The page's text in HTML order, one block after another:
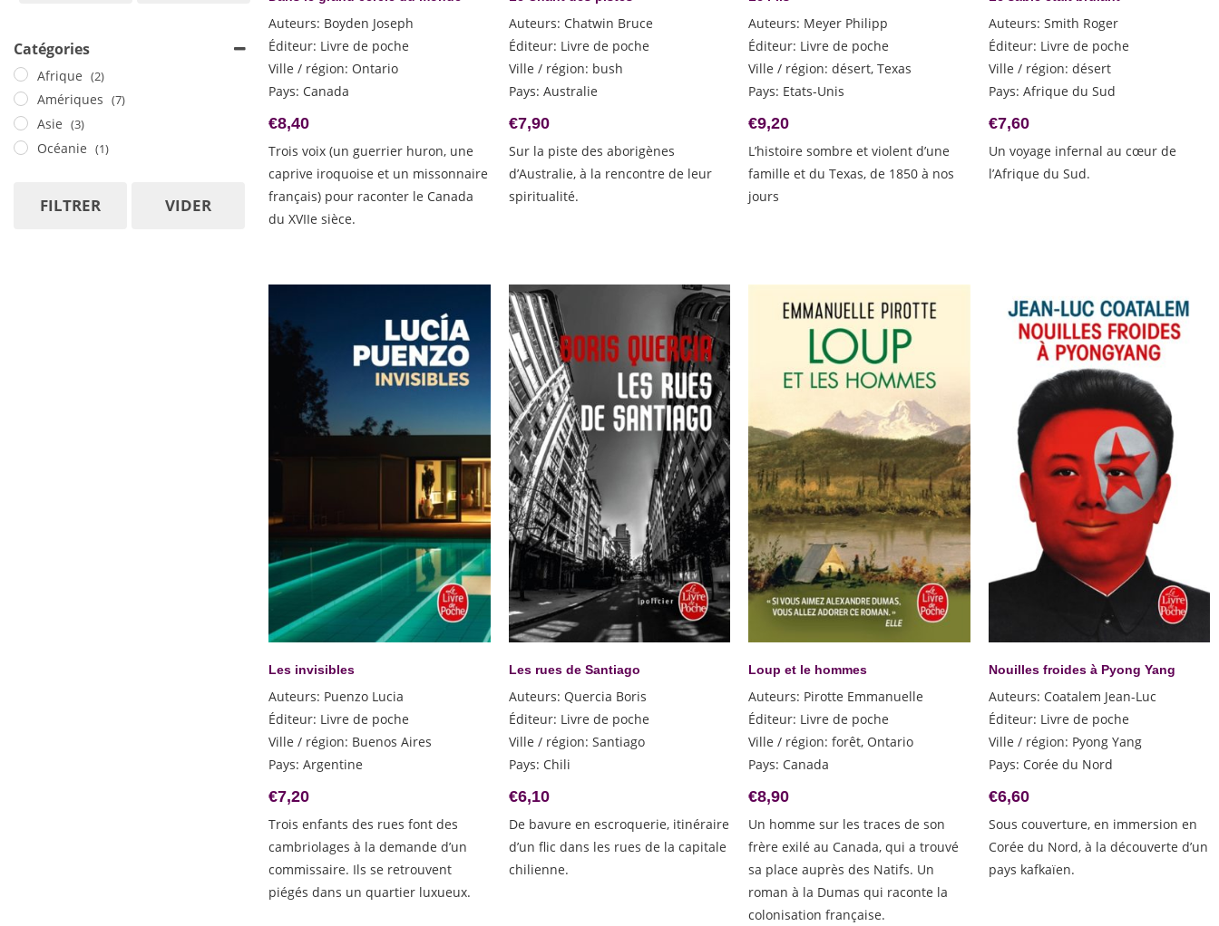
Auci Stefania
Barnes Julian
Basheer Vaikom Muhammad
Baum Vicki
Berest Claire
Catégories
Afrique (2)
Amériques (7)
Asie (3)
Océanie (1)
FILTRER VIDER
Auteurs: Boyden Joseph
Éditeur: Livre de poche
Ville / région: Ontario
Pays: Canada
€8,40
Trois voix (un guerrier huron, une
caprive iroquoise et un missonnaire
français) pour raconter le Canada
du XVIIe sièce.
Auteurs: Chatwin Bruce
Éditeur: Livre de poche
Ville / région: bush
Pays: Australie
€7,90
Sur la piste des aborigènes
d’Australie, à la rencontre de leur
spiritualité.
Auteurs: Meyer Philipp
Éditeur: Livre de poche
Ville / région:désert, Texas
Pays: Etats-Unis
€9,20
L’histoire sombre et violent d’une
famille et du Texas, de 1850 à nos
jours
Auteurs: Smith Roger
Éditeur: Livre de poche
Ville / région: désert
Pays: Afrique du Sud
€7,60
Un voyage infernal au cœur de
l’Afrique du Sud.
Les invisibles
Auteurs: Puenzo Lucia
Éditeur: Livre de poche
Ville / région: Buenos Aires
Pays:Argentine
€7,20
Trois enfants des rues font des
cambriolages à la demande d’un
commissaire. Ils se retrouvent
piégés dans un quartier luxueux.
Les rues de Santiago
Auteurs: Quercia Boris
Éditeur: Livre de poche
Ville / région: Santiago
Pays: Chili
€6,10
De bavure en escroquerie, itinéraire
d’un flic dans les rues de la capitale
chilienne.
Loup et le hommes
Auteurs: Pirotte Emmanuelle
Éditeur: Livre de poche
Ville / région:forêt, Ontario
Pays: Canada
€8,90
Un homme sur les traces de son
frère exilé au Canada, qui a trouvé
sa place auprès des Natifs. Un
roman à la Dumas qui raconte la
colonisation française.
Nouilles froides à Pyong Yang
Auteurs: Coatalem Jean-Luc
Éditeur: Livre de poche
Ville / région: Pyong Yang
Pays: Corée du Nord
€6,60
Sous couverture, en immersion en
Corée du Nord, à la découverte d’un
pays kafkaïen.